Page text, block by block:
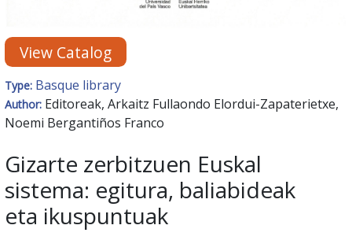
View Catalog
Type: Basque library
Author: Editoreak, Arkaitz Fullaondo Elordui-Zapaterietxe,
Noemi Bergantiños Franco
Gizarte zerbitzuen Euskal
sistema: egitura, baliabideak
eta ikuspuntuak